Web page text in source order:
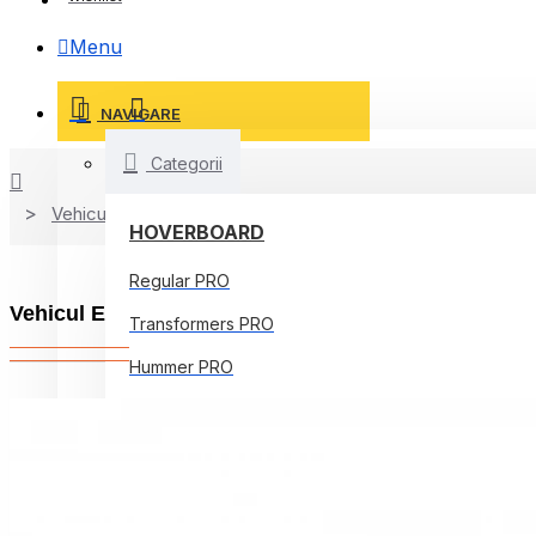
Menu
NAVIGARE
Categorii
HOVERBOARD
Regular PRO
Transformers PRO
Hummer PRO
Vehicule Electrice de Oras
Vehicul Electric Utilitar pentru Colectare Deșeuri –